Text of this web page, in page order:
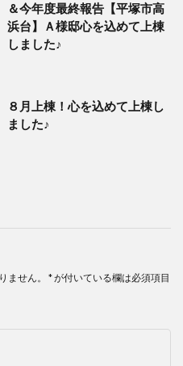
＆今年度最終報告【平塚市高
浜台】Ａ様邸心を込めて上棟
しました♪
８月上棟！心を込めて上棟し
ました♪
ません。 *が付いている欄は必須項目